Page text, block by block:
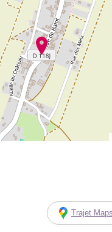
Trajet Maps